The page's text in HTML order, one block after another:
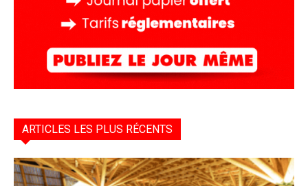
ARTICLES LES PLUS RÉCENTS